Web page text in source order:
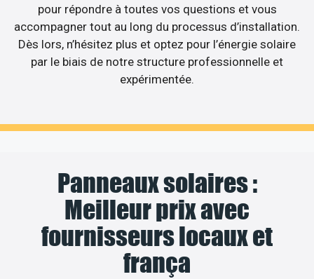
pour répondre à toutes vos questions et vous
accompagner tout au long du processus d’installation.
Dès lors, n’hésitez plus et optez pour l’énergie solaire
par le biais de notre structure professionnelle et
expérimentée.
Panneaux solaires :
Meilleur prix avec
fournisseurs locaux et
frança